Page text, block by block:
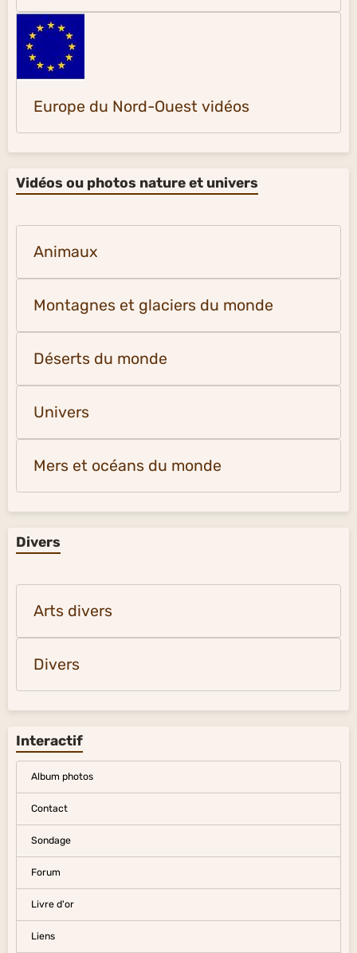
Europe du Nord-Ouest vidéos
Vidéos ou photos nature et univers
Animaux
Montagnes et glaciers du monde
Déserts du monde
Univers
Mers et océans du monde
Divers
Arts divers
Divers
Interactif
Album photos
Contact
Sondage
Forum
Livre d'or
Liens